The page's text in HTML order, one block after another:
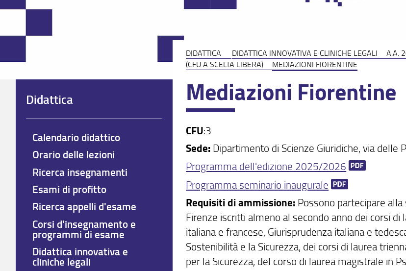
DIDATTICA DIDATTICA INNOVATIVA E CLINICHE LEGALI A.A.
(CFU A SCELTA LIBERA)
MEDIAZIONI FIORENTINE
Mediazioni Fiorentine
CFU:3
Sede: Dipartimento di Scienze Giuridiche, via delle
Programma dell'edizione 2025/2026
Programma seminario inaugurale
Requisiti di ammissione: Possono partecipare
Firenze iscritti almeno al secondo anno dei corsi
italiana e francese, Giurisprudenza italiana e
Sostenibilità e la Sicurezza, dei corsi di laurea
per la Sicurezza, del corso di laurea magistrale in
Didattica
Calendario didattico
Orario delle lezioni
Ricerca insegnamenti
Esami di profitto
Ricerca appelli d'esame
Corsi d'insegnamento e
programmi di esame
Didattica innovativa e
cliniche legali